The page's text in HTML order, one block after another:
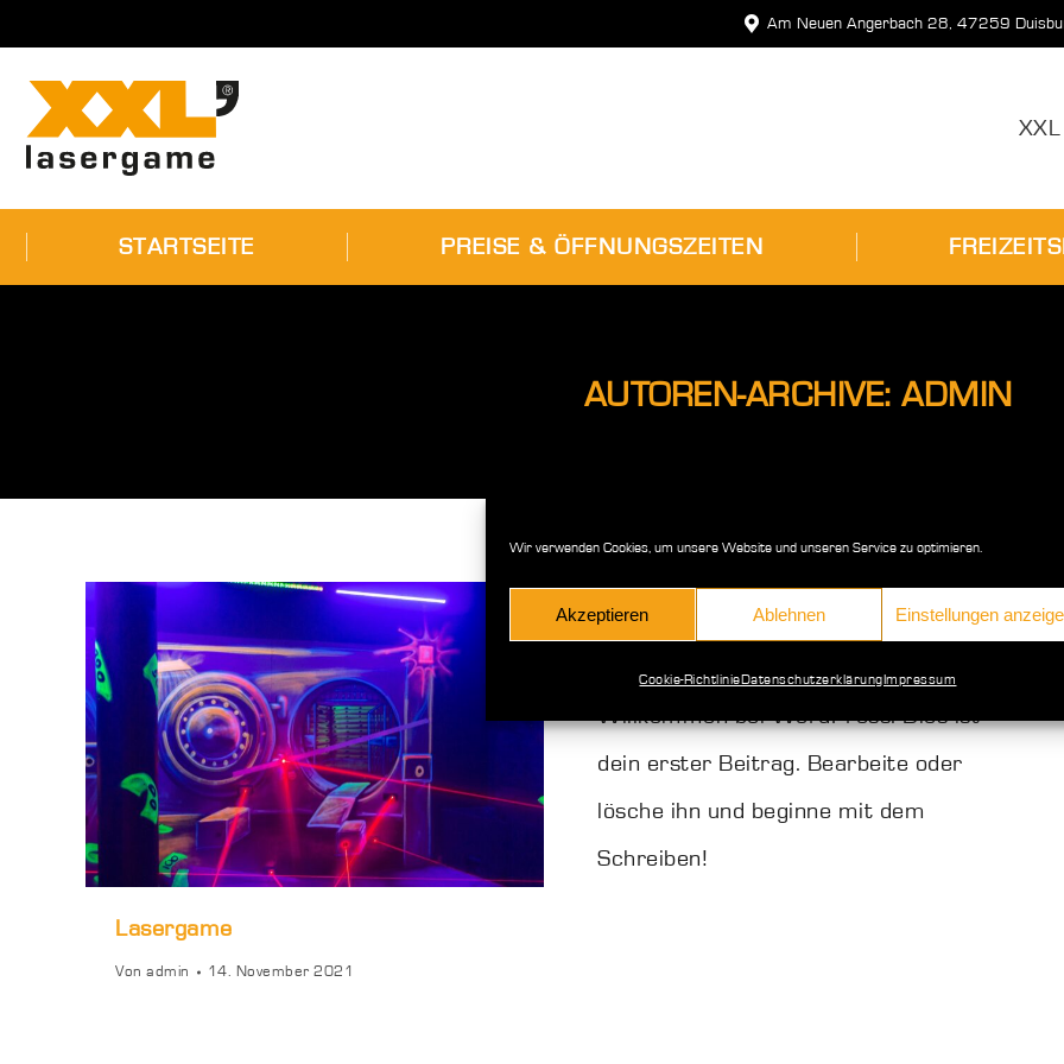
Wir verwenden Cookies, um unsere Website und unseren Service zu optimieren.
Akzeptieren Ablehnen Einstellungen
Cookie-RichtlinieDatenschutzerklärungImpressum
Am Neuen Angerbach 28, 47259
STARTSEITE PREISE & ÖFFNUNGSZEITEN
AUTOREN-ARCHIVE: ADMIN
Lasergame
Von admin 14. November 2021
Hallo Welt!
Willkommen bei WordPress. Dies ist
dein erster Beitrag. Bearbeite oder
lösche ihn und beginne mit dem
Schreiben!
PREISE & ÖFFNUNGSZEITEN